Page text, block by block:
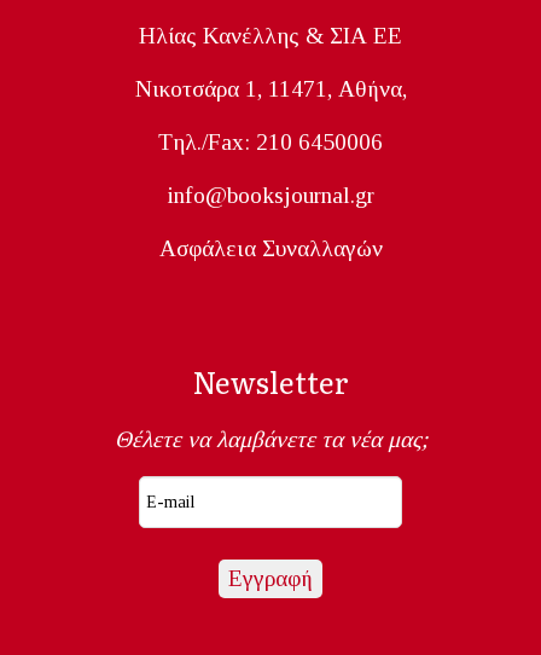
Ηλίας Κανέλλης & ΣΙΑ ΕΕ
Nικοτσάρα 1, 11471, Aθήνα,
Tηλ./Fax: 210 6450006
info@booksjournal.gr
Ασφάλεια Συναλλαγών
Newsletter
Θέλετε να λαμβάνετε τα νέα μας;